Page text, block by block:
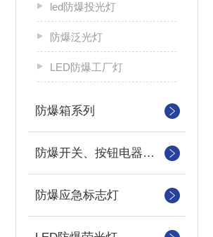
led防爆投光灯
防爆泛光灯
LED防爆工厂灯
防爆箱系列
防爆开关、按钮电器系列
防爆应急标志灯